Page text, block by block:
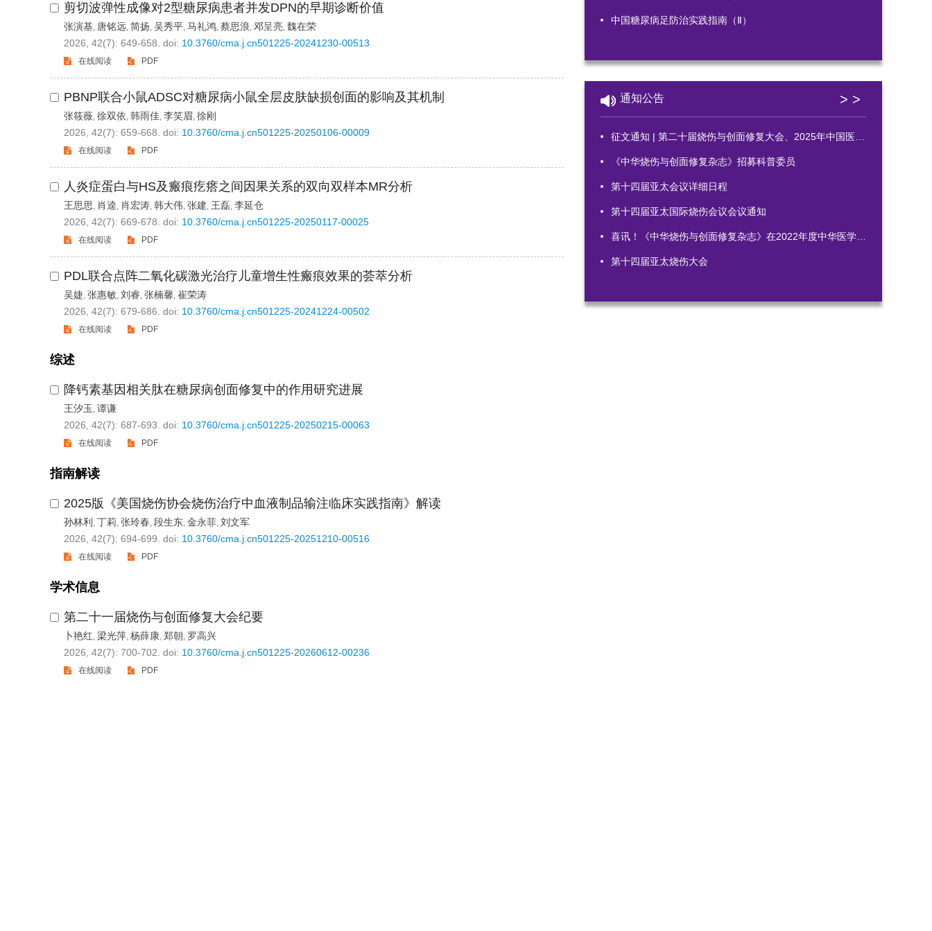
剪切波弹性成像对2型糖尿病患者并发DPN的早期诊断价值
张演基, 唐铭远, 简扬, 吴秀平, 马礼鸿, 蔡思浪, 邓呈亮, 魏在荣
2026, 42(7): 649-658. doi: 10.3760/cma.j.cn501225-20241230-00513
在线阅读 PDF
PBNP联合小鼠ADSC对糖尿病小鼠全层皮肤缺损创面的影响及其机制
张筱薇, 徐双依, 韩雨佳, 李笑眉, 徐刚
2026, 42(7): 659-668. doi: 10.3760/cma.j.cn501225-20250106-00009
在线阅读 PDF
人炎症蛋白与HS及瘢痕疙瘩之间因果关系的双向双样本MR分析
王思思, 肖逵, 肖宏涛, 韩大伟, 张建, 王磊, 李延仓
2026, 42(7): 669-678. doi: 10.3760/cma.j.cn501225-20250117-00025
在线阅读 PDF
PDL联合点阵二氧化碳激光治疗儿童增生性瘢痕效果的荟萃分析
吴婕, 张惠敏, 刘睿, 张楠馨, 崔荣涛
2026, 42(7): 679-686. doi: 10.3760/cma.j.cn501225-20241224-00502
在线阅读 PDF
综述
降钙素基因相关肽在糖尿病创面修复中的作用研究进展
王汐玉 , 谭谦
2026, 42(7): 687-693. doi: 10.3760/cma.j.cn501225-20250215-00063
在线阅读 PDF
指南解读
2025版《美国烧伤协会烧伤治疗中血液制品输注临床实践指南》解读
孙林利 , 丁莉, 张玲春, 段生东, 金永菲, 刘文军
2026, 42(7): 694-699. doi: 10.3760/cma.j.cn501225-20251210-00516
在线阅读 PDF
学术信息
第二十一届烧伤与创面修复大会纪要
卜艳红, 梁光萍, 杨薛康, 郑朝, 罗高兴
2026, 42(7): 700-702. doi: 10.3760/cma.j.cn501225-20260612-00236
在线阅读 PDF
中国糖尿病足防治实践指南（Ⅱ）
通知公告 > >
征文通知 | 第二十届烧伤与创面修复大会、2025年中国医疗保健国际交流促进会烧伤医学分会年会暨科研写作培训班
《中华烧伤与创面修复杂志》招募科普委员
第十四届亚太会议详细日程
第十四届亚太国际烧伤会议会议通知
喜讯！《中华烧伤与创面修复杂志》在2022年度中华医学会系列杂志审读中获佳绩
第十四届亚太烧伤大会